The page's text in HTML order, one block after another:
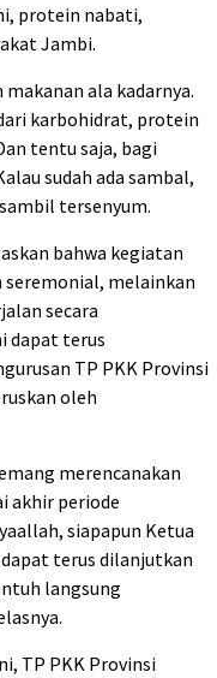
protein nabati,
Jambi.
ala kadarnya.
karbohidrat, protein
tentu saja, bagi
sudah ada sambal,
tersenyum.
bahwa kegiatan
seremonial, melainkan
secara
dapat terus
TP PKK Provinsi
oleh
merencanakan
akhir periode
siapapun Ketua
terus dilanjutkan
langsung
TP PKK Provinsi